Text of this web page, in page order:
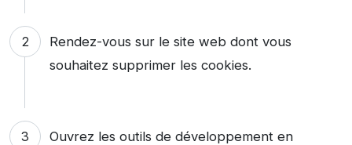
Rendez-vous sur le site web dont vous
souhaitez supprimer les cookies.
Ouvrez les outils de développement en